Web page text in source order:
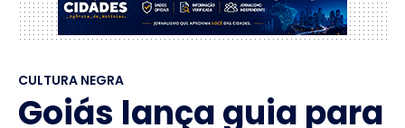
CULTURA NEGRA
Goiás lança guia para